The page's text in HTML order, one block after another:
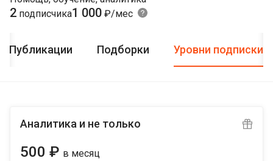
2 подписчика1 000 ₽/мес
Публикации Подборки Уровни подписки
Аналитика и не только
500 ₽ в месяц